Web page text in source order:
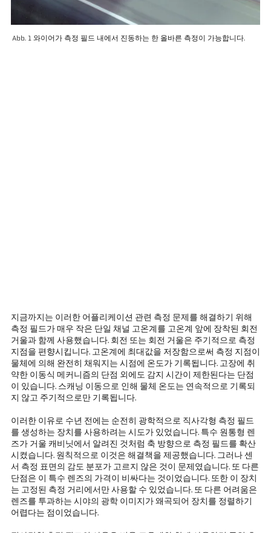
Abb. 1 와이어가 측정 필드 내에서 진동하는 한 올바른 측정이 가능합니다.
지금까지는 이러한 어플리케이션 관련 측정 문제를 해결하기 위해
측정 필드가 매우 작은 단일 채널 고온계를 고온계 앞에 장착된 회전
거울과 함께 사용했습니다. 회전 또는 회전 거울은 주기적으로 측정
지점을 편향시킵니다. 고온계에 최대값을 저장함으로써 측정 지점이
물체에 의해 완전히 채워지는 시점에 온도가 기록됩니다. 고장에 취
약한 이동식 메커니즘의 단점 외에도 감지 시간이 제한된다는 단점
이 있습니다. 스캐닝 이동으로 인해 물체 온도는 연속적으로 기록되
지 않고 주기적으로만 기록됩니다.
이러한 이유로 수년 전에는 순전히 광학적으로 직사각형 측정 필드
를 생성하는 장치를 사용하려는 시도가 있었습니다. 특수 원통형 렌
즈가 거울 캐비닛에서 알려진 것처럼 축 방향으로 측정 필드를 확산
시켰습니다. 원칙적으로 이것은 해결책을 제공했습니다. 그러나 센
서 측정 표면의 감도 분포가 고르지 않은 것이 문제였습니다. 또 다른
단점은 이 특수 렌즈의 가격이 비싸다는 것이었습니다. 또한 이 장치
는 고정된 측정 거리에서만 사용할 수 있었습니다. 또 다른 어려움은
렌즈를 투과하는 시야의 광학 이미지가 왜곡되어 장치를 정렬하기
어렵다는 점이었습니다.